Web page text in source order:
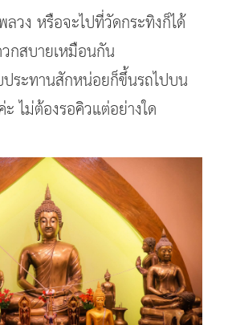
วง หรือจะไปที่วัดกระทิงก็ได้
กสบายเหมือนกัน
ระทานสักหน่อยก็ขึ้นรถไปบน
ะ ไม่ต้องรอคิวแต่อย่างใด